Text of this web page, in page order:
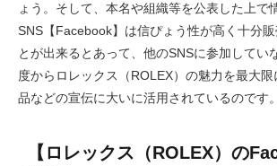
ょう。そして、本名や組織等を公表した上で
SNS【Facebook】は信ぴょう性が高く十分
とが出来るとあって、他のSNSに参加してい
度からロレックス（ROLEX）の魅力を最大
品などの宣伝に大いに活用されているのです。
【ロレックス（ROLEX）の